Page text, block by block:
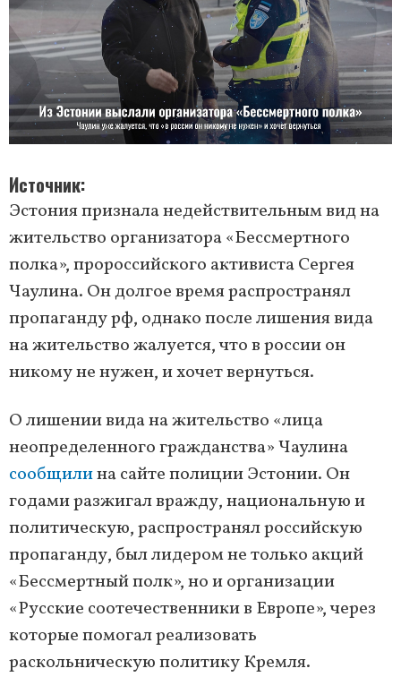
Источник
Эстония признала недействительным вид на
жительство организатора «Бессмертного
полка», пророссийского активиста Сергея
Чаулина. Он долгое время распространял
пропаганду рф, однако после лишения вида
на жительство жалуется, что в россии он
никому не нужен, и хочет вернуться.
О лишении вида на жительство «лица
неопределенного гражданства» Чаулина
сообщилина сайте полиции Эстонии. Он
годами разжигал вражду, национальную и
политическую, распространял российскую
пропаганду, был лидером не только акций
«Бессмертный полк», но и организации
«Русские соотечественники в Европе», через
которые помогал реализовать
раскольническую политику Кремля.